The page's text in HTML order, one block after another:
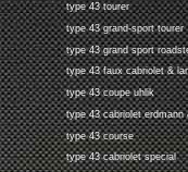
type 43 tourer
type 43 grand-sport tourer
type 43 grand sport
type 43 faux cabriolet &
type 43 coupe uhlik
type 43 cabriolet erdmann
type 43 course
type 43 cabriolet special